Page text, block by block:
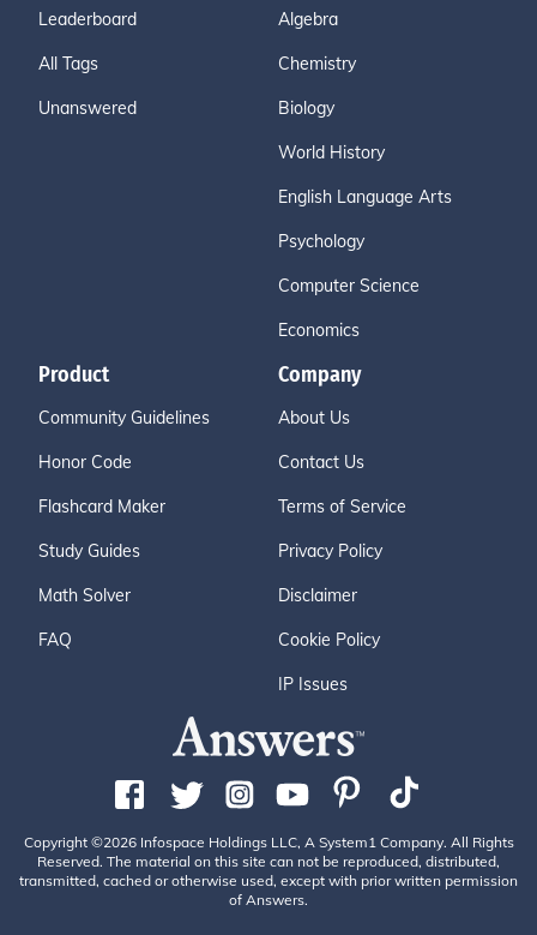
Leaderboard
All Tags
Unanswered
Algebra
Chemistry
Biology
World History
English Language Arts
Psychology
Computer Science
Economics
Product
Community Guidelines
Honor Code
Flashcard Maker
Study Guides
Math Solver
FAQ
Company
About Us
Contact Us
Terms of Service
Privacy Policy
Disclaimer
Cookie Policy
IP Issues
Copyright ©2026 Infospace Holdings LLC, A System1 Company. All Rights
Reserved. The material on this site can not be reproduced, distributed,
transmitted, cached or otherwise used, except with prior written permission
of Answers.